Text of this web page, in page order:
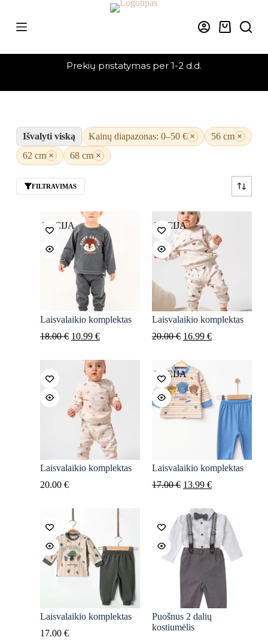
content
Krepšelis
Prekių pristatymas per 1-2 d.d.
Išvalyti viską Kainų diapazonas: 0–50 € × 56 cm ×
62 cm × 68 cm ×
FILTRAVIMAS
AKCIJA
Laisvalaikio komplektas
18.00€ Original
18.00 €.
10.99 €Current
10.99 €.
AKCIJA
Laisvalaikio komplektas
20.00€ Original
20.00 €.
16.99 €Current
Laisvalaikio komplektas
20.00 €
AKCIJA
Laisvalaikio komplektas
17.00€ Original
17.00 €.
13.99 €Current
13.99 €.
Laisvalaikio komplektas
17.00 €
Puošnus 2 dalių
kostiumėlis